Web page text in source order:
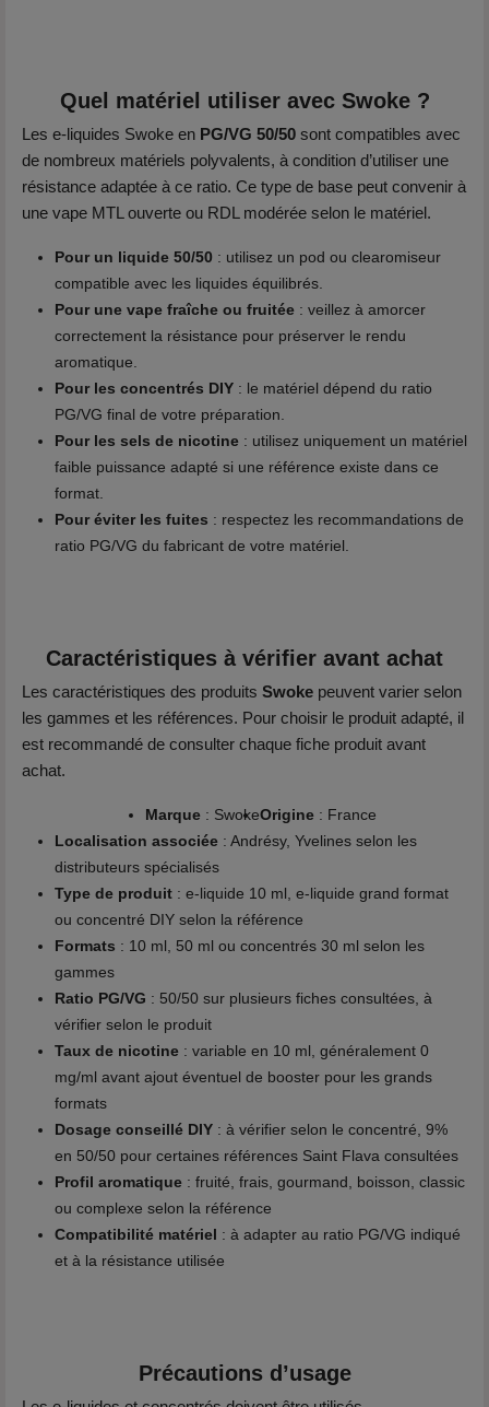
Quel matériel utiliser avec Swoke ?
Les e-liquides Swoke en PG/VG 50/50 sont compatibles avec
de nombreux matériels polyvalents, à condition d’utiliser une
résistance adaptée à ce ratio. Ce type de base peut convenir à
une vape MTL ouverte ou RDL modérée selon le matériel.
Pour un liquide 50/50 : utilisez un pod ou clearomiseur
compatible avec les liquides équilibrés.
Pour une vape fraîche ou fruitée : veillez à amorcer
correctement la résistance pour préserver le rendu
aromatique.
Pour les concentrés DIY : le matériel dépend du ratio
PG/VG final de votre préparation.
Pour les sels de nicotine : utilisez uniquement un matériel
faible puissance adapté si une référence existe dans ce
format.
Pour éviter les fuites : respectez les recommandations de
ratio PG/VG du fabricant de votre matériel.
Caractéristiques à vérifier avant achat
Les caractéristiques des produits Swoke peuvent varier selon
les gammes et les références. Pour choisir le produit adapté, il
est recommandé de consulter chaque fiche produit avant
achat.
Marque : SwokeOrigine : France
Localisation associée : Andrésy, Yvelines selon les
distributeurs spécialisés
Type de produit : e-liquide 10 ml, e-liquide grand format
ou concentré DIY selon la référence
Formats : 10 ml, 50 ml ou concentrés 30 ml selon les
gammes
Ratio PG/VG : 50/50 sur plusieurs fiches consultées, à
vérifier selon le produit
Taux de nicotine : variable en 10 ml, généralement 0
mg/ml avant ajout éventuel de booster pour les grands
formats
Dosage conseillé DIY : à vérifier selon le concentré, 9%
en 50/50 pour certaines références Saint Flava consultées
Profil aromatique : fruité, frais, gourmand, boisson, classic
ou complexe selon la référence
Compatibilité matériel : à adapter au ratio PG/VG indiqué
et à la résistance utilisée
Précautions d’usage